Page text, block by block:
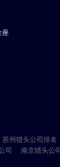
座
苏州猎头公司排名
司 南京猎头公司